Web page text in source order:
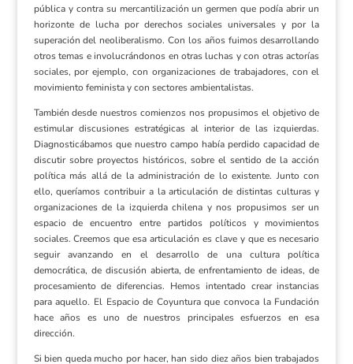
pública y contra su mercantilización un germen que podía abrir un
horizonte de lucha por derechos sociales universales y por la
superación del neoliberalismo. Con los años fuimos desarrollando
otros temas e involucrándonos en otras luchas y con otras actorías
sociales, por ejemplo, con organizaciones de trabajadores, con el
movimiento feminista y con sectores ambientalistas.
También desde nuestros comienzos nos propusimos el objetivo de
estimular discusiones estratégicas al interior de las izquierdas.
Diagnosticábamos que nuestro campo había perdido capacidad de
discutir sobre proyectos históricos, sobre el sentido de la acción
política más allá de la administración de lo existente. Junto con
ello, queríamos contribuir a la articulación de distintas culturas y
organizaciones de la izquierda chilena y nos propusimos ser un
espacio de encuentro entre partidos políticos y movimientos
sociales. Creemos que esa articulación es clave y que es necesario
seguir avanzando en el desarrollo de una cultura política
democrática, de discusión abierta, de enfrentamiento de ideas, de
procesamiento de diferencias. Hemos intentado crear instancias
para aquello. El Espacio de Coyuntura que convoca la Fundación
hace años es uno de nuestros principales esfuerzos en esa
dirección.
Si bien queda mucho por hacer, han sido diez años bien trabajados